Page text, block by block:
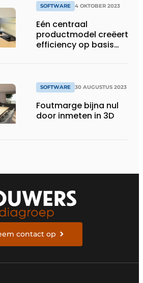
SOFTWARE 4 OKTOBER 2023
Eén centraal
productmodel creëert
efficiency op basis
SOFTWARE 30 AUGUSTUS 2023
Foutmarge bijna nul
door inmeten in 3D
contact op